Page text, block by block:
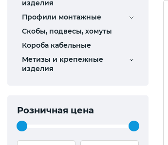
изделия
Профили монтажные
Скобы, подвесы, хомуты
Короба кабельные
Метизы и крепежные
изделия
Розничная цена